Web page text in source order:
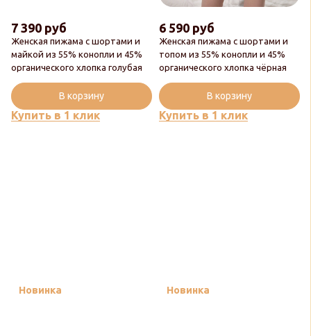
Женская пижама с шортами и
майкой из 55% конопли и 45%
органического хлопка голубая
7 390 руб
Купить в 1 клик
В корзину
Женская пижама с шортами и
топом из 55% конопли и 45%
органического хлопка чёрная
6 590 руб
Купить в 1 клик
В корзину
Новинка Новинка